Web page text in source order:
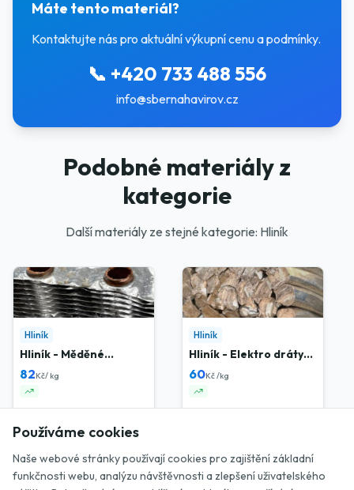
Používáme cookies
Naše webové stránky používají cookies pro zajištění základní
funkčnosti webu, analýzu návštěvnosti a zlepšení uživatelského
Máte tento materiál?
Kontaktujte nás pro aktuální výkupní cenu a podmínky.
📞 +420 733 488 556
info@sbernahavirov.cz
Podobné materiály z
kategorie
Další materiály ze stejné kategorie: Hliník
Hliník
Hliník - Měděné
chladiče
82Kč/ kg
Hliník
Hliník - Elektro dráty
nové
60Kč /kg